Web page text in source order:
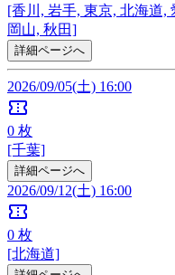
[香川, 岩手, 東京, 北海道,
岡山, 秋田]
詳細ページへ
2026/09/05(土) 16:00
confirmation_number
0 枚
[千葉]
詳細ページへ
2026/09/12(土) 16:00
confirmation_number
0 枚
[北海道]